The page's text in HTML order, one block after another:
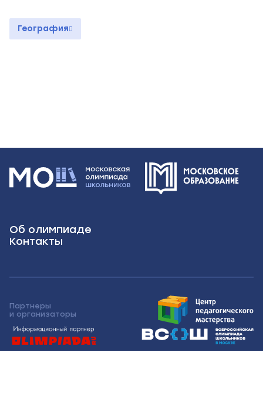
География
Об олимпиаде
Контакты
Партнеры
и организаторы